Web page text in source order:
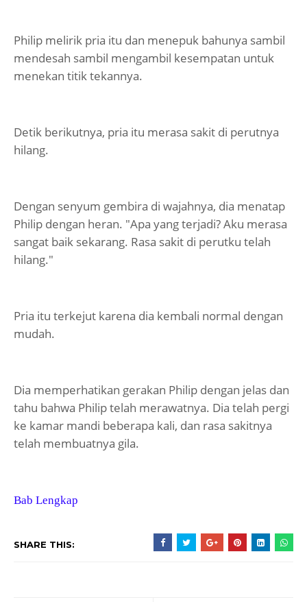
Philip melirik pria itu dan menepuk bahunya sambil
mendesah sambil mengambil kesempatan untuk
menekan titik tekannya.
Detik berikutnya, pria itu merasa sakit di perutnya
hilang.
Dengan senyum gembira di wajahnya, dia menatap
Philip dengan heran. "Apa yang terjadi? Aku merasa
sangat baik sekarang. Rasa sakit di perutku telah
hilang."
Pria itu terkejut karena dia kembali normal dengan
mudah.
Dia memperhatikan gerakan Philip dengan jelas dan
tahu bahwa Philip telah merawatnya. Dia telah pergi
ke kamar mandi beberapa kali, dan rasa sakitnya
telah membuatnya gila.
Bab Lengkap
SHARE THIS: